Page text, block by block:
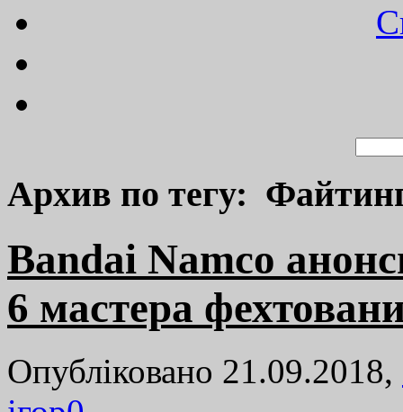
Архив по тегу:
Bandai Namco
6 мастера
Опубліковано 21.09.2018,